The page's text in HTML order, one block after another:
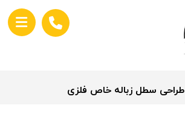
طراحی سطل زباله خاص فلزی